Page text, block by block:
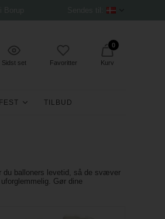
Sidst set Favoritter
0
Kurv
TILBUD
du balloners levetid, så de svæver
Gør dine